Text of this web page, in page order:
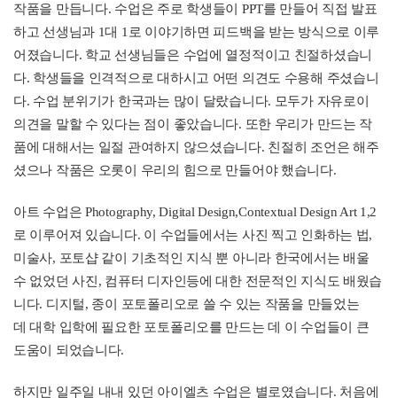
작품을 만듭니다. 수업은 주로 학생들이 PPT를 만들어 직접 발표
하고 선생님과 1대 1로 이야기하면 피드백을 받는 방식으로 이루
어졌습니다. 학교 선생님들은 수업에 열정적이고 친절하셨습니
다. 학생들을 인격적으로 대하시고 어떤 의견도 수용해 주셨습니
다. 수업 분위기가 한국과는 많이 달랐습니다. 모두가 자유로이
의견을 말할 수 있다는 점이 좋았습니다. 또한 우리가 만드는 작
품에 대해서는 일절 관여하지 않으셨습니다. 친절히 조언은 해주
셨으나 작품은 오롯이 우리의 힘으로 만들어야 했습니다.
아트 수업은 Photography, Digital Design,Contextual Design Art 1,2
로 이루어져 있습니다. 이 수업들에서는 사진 찍고 인화하는 법,
미술사, 포토샵 같이 기초적인 지식 뿐 아니라 한국에서는 배울
수 없었던 사진, 컴퓨터 디자인등에 대한 전문적인 지식도 배웠습
니다. 디지털, 종이 포토폴리오로 쓸 수 있는 작품을 만들었는
데 대학 입학에 필요한 포토폴리오를 만드는 데 이 수업들이 큰
도움이 되었습니다.
하지만 일주일 내내 있던 아이엘츠 수업은 별로였습니다. 처음에